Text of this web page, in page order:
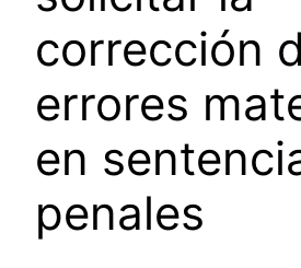
corrección
errores
en
penales